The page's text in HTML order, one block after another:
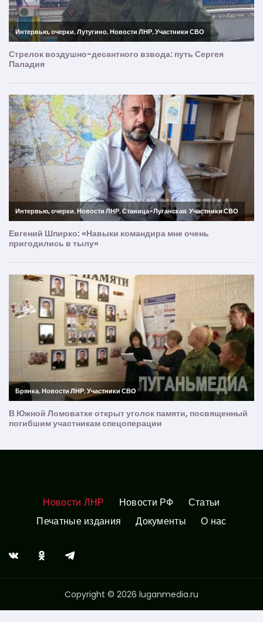
Новости ЛНР Новости РФ
Статьи
Печатные издания
Документы О нас
Copyright © 2026 luganmedia.ru